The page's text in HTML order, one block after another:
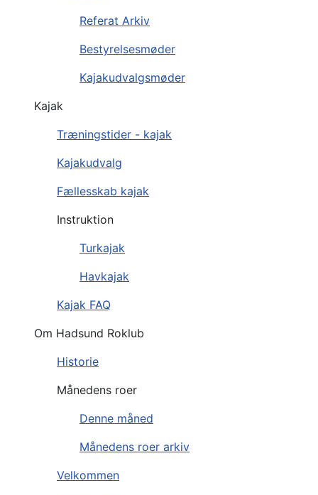
Referat Arkiv
Bestyrelsesmøder
Kajakudvalgsmøder
Kajak
Træningstider - kajak
Kajakudvalg
Fællesskab kajak
Instruktion
Turkajak
Havkajak
Kajak FAQ
Om Hadsund Roklub
Historie
Månedens roer
Denne måned
Månedens roer arkiv
Velkommen